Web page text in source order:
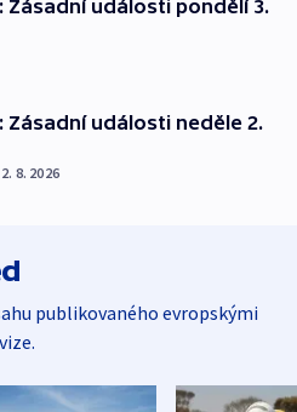
Zásadní události pondělí 3.
Zásadní události neděle 2.
2. 8. 2026
publikovaného evropskými